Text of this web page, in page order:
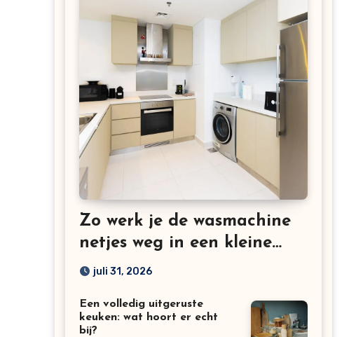
Zo werk je de wasmachine
netjes weg in een kleine
keuken
juli 31, 2026
Een volledig uitgeruste
keuken: wat hoort er echt
bij?